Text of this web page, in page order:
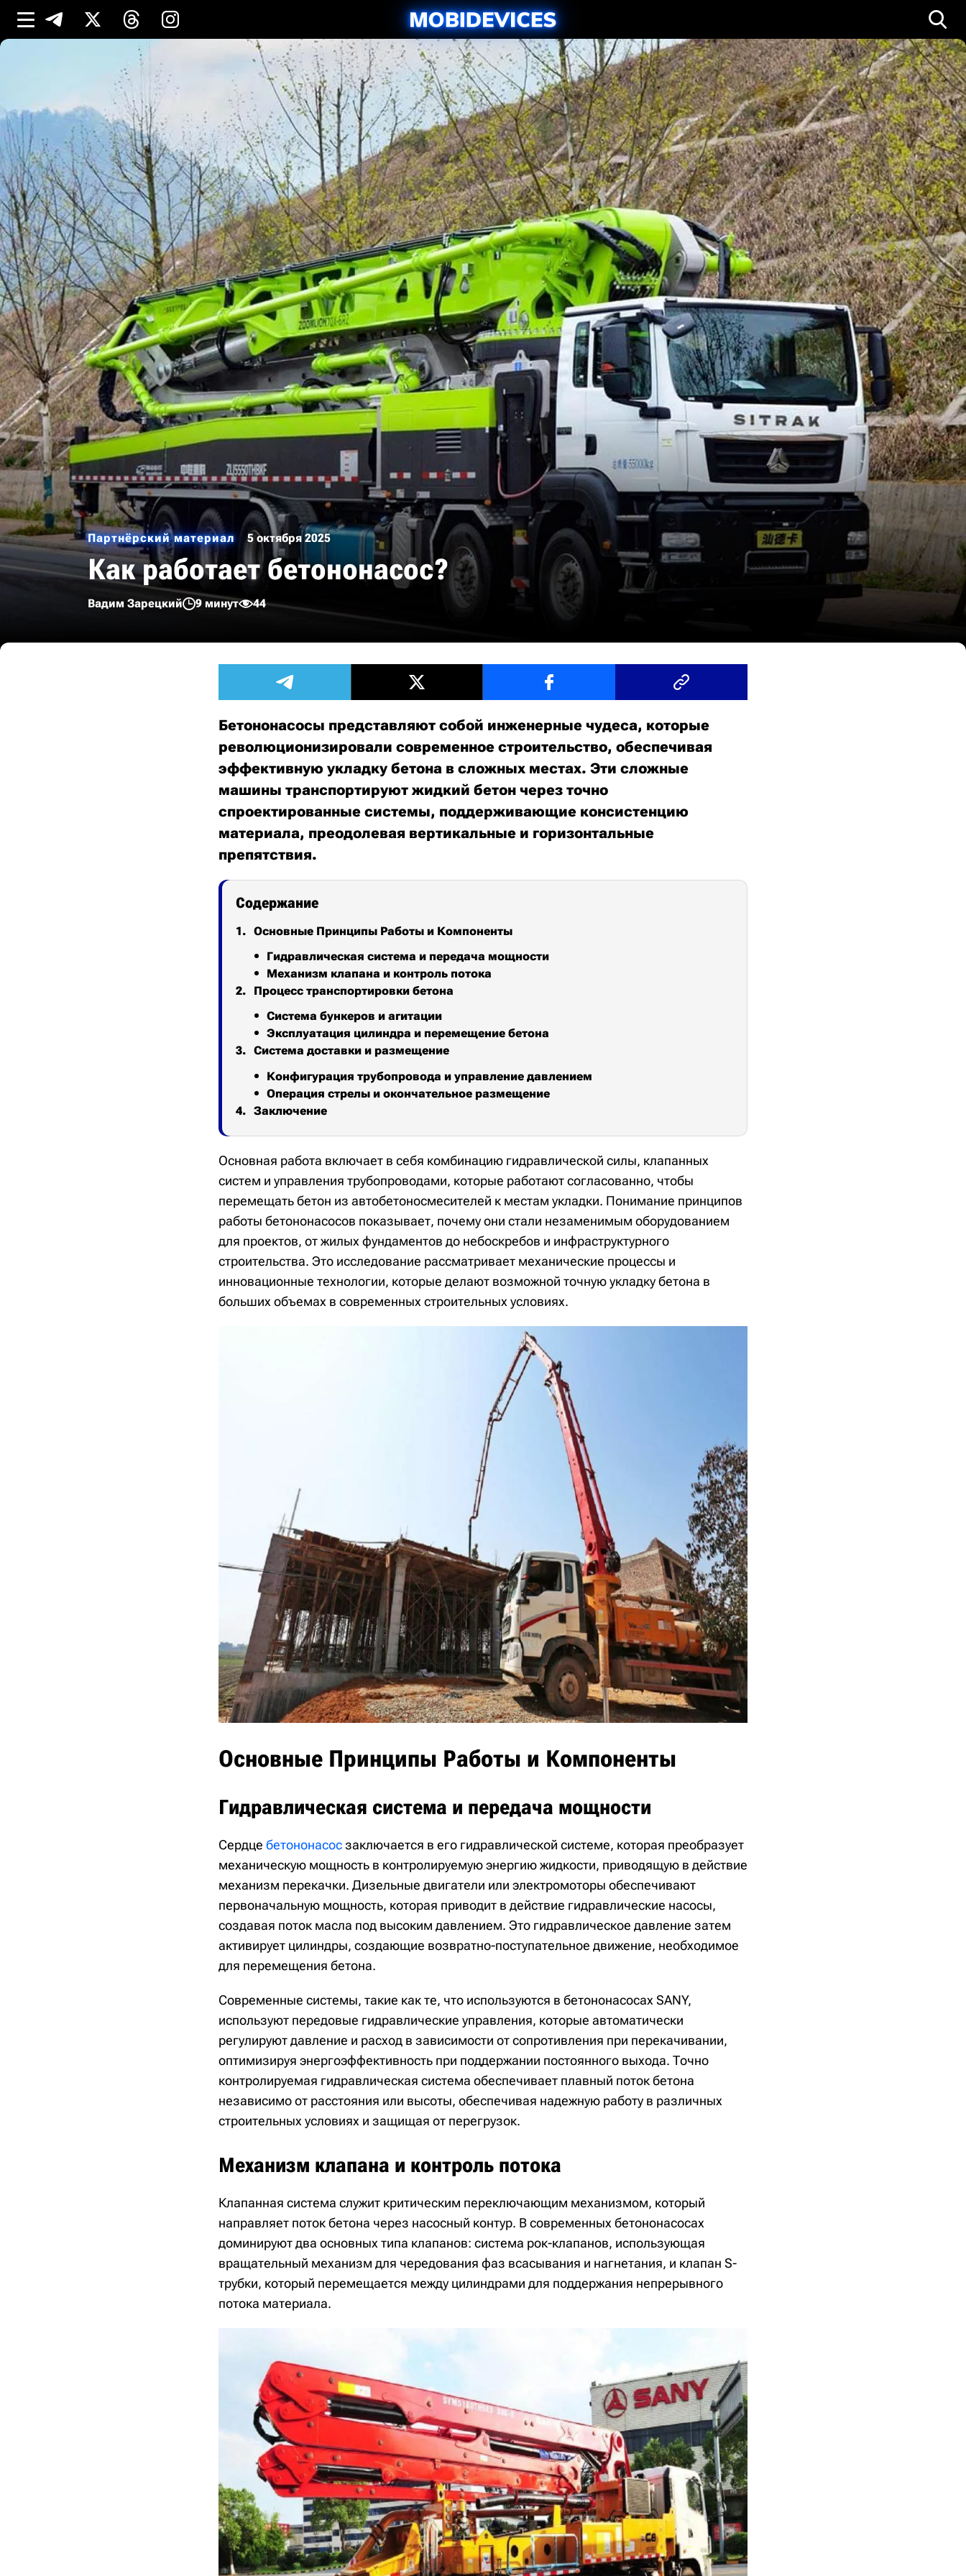
Партнёрский материал 5 октября 2025
Как работает бетононасос?
Вадим Зарецкий 9 минут 44
Бетононасосы представляют собой инженерные чудеса, которые
революционизировали современное строительство, обеспечивая
эффективную укладку бетона в сложных местах. Эти сложные
машины транспортируют жидкий бетон через точно
спроектированные системы, поддерживающие консистенцию
материала, преодолевая вертикальные и горизонтальные
препятствия.
Содержание
Основные Принципы Работы и Компоненты
Гидравлическая система и передача мощности
Механизм клапана и контроль потока
Процесс транспортировки бетона
Система бункеров и агитации
Эксплуатация цилиндра и перемещение бетона
Система доставки и размещение
Конфигурация трубопровода и управление давлением
Операция стрелы и окончательное размещение
Заключение
Основная работа включает в себя комбинацию гидравлической силы, клапанных
систем и управления трубопроводами, которые работают согласованно, чтобы
перемещать бетон из автобетоносмесителей к местам укладки. Понимание принципов
работы бетононасосов показывает, почему они стали незаменимым оборудованием
для проектов, от жилых фундаментов до небоскребов и инфраструктурного
строительства. Это исследование рассматривает механические процессы и
инновационные технологии, которые делают возможной точную укладку бетона в
больших объемах в современных строительных условиях.
Основные Принципы Работы и Компоненты
Гидравлическая система и передача мощности
Сердце бетононасосзаключается в его гидравлической системе, которая преобразует
механическую мощность в контролируемую энергию жидкости, приводящую в действие
механизм перекачки. Дизельные двигатели или электромоторы обеспечивают
первоначальную мощность, которая приводит в действие гидравлические насосы,
создавая поток масла под высоким давлением. Это гидравлическое давление затем
активирует цилиндры, создающие возвратно-поступательное движение, необходимое
для перемещения бетона.
Современные системы, такие как те, что используются в бетононасосах SANY,
используют передовые гидравлические управления, которые автоматически
регулируют давление и расход в зависимости от сопротивления при перекачивании,
оптимизируя энергоэффективность при поддержании постоянного выхода. Точно
контролируемая гидравлическая система обеспечивает плавный поток бетона
независимо от расстояния или высоты, обеспечивая надежную работу в различных
строительных условиях и защищая от перегрузок.
Механизм клапана и контроль потока
Клапанная система служит критическим переключающим механизмом, который
направляет поток бетона через насосный контур. В современных бетононасосах
доминируют два основных типа клапанов: система рок-клапанов, использующая
вращательный механизм для чередования фаз всасывания и нагнетания, и клапан S-
трубки, который перемещается между цилиндрами для поддержания непрерывного
потока материала.